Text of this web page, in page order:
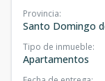
Provincia:
Santo Domingo
Tipo de inmueble:
Apartamentos